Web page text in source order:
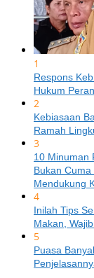
1
Respons
Hukum
2
Kebiasaan
Ramah
3
10 Minuman
Bukan
Mendukung
4
Inilah Tips
Makan,
5
Puasa